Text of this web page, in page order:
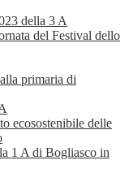
della 3 A
del Festival dello
primaria di
ecosostenibile delle
1 A di Bogliasco in